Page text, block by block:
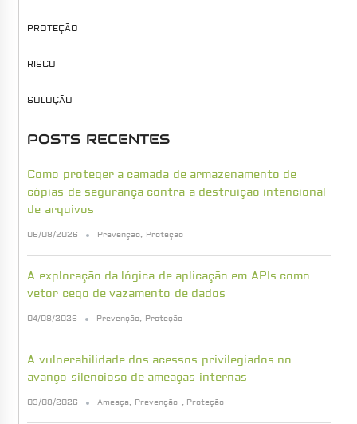
PROTEÇÃO
RISCO
SOLUÇÃO
POSTS RECENTES
Como proteger a camada de armazenamento de
cópias de segurança contra a destruição intencional
de arquivos
06/08/2026 Prevenção, Proteção
A exploração da lógica de aplicação em APIs como
vetor cego de vazamento de dados
04/08/2026 Prevenção, Proteção
A vulnerabilidade dos acessos privilegiados no
avanço silencioso de ameaças internas
03/08/2026 Ameaça, Prevenção , Proteção